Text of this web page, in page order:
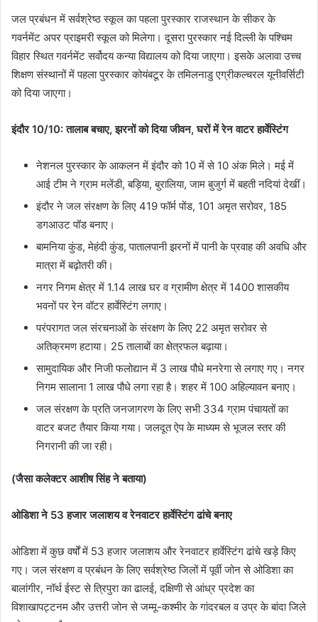
जल प्रबंधन में सर्वश्रेष्ठ स्कूल का पहला पुरस्कार राजस्थान के सीकर के
गवर्नमेंट अपर प्राइमरी स्कूल को मिलेगा। दूसरा‎ पुरस्कार नई दिल्ली के पश्चिम
विहार स्थित गवर्नमेंट सर्वोदय कन्या विद्यालय को दिया जाएगा। इसके अलावा उच्च
शिक्षण‎ संस्थानों में पहला पुरस्कार कोयंबटूर के तमिलनाडु एग्रीकल्चरल यूनीवर्सिटी
को दिया जाएगा।‎‎
इंदौर 10/10: तालाब बचाए, झरनों को दिया जीवन, घरों में रेन वाटर हार्वेस्टिंग
नेशनल पुरस्कार के आकलन में इंदौर को 10 में से 10 अंक मिले। मई में
आई टीम ने ग्राम मलेंडी, बड़िया, बुरालिया, जाम बुजुर्ग में बहती नदियां देखीं।
इंदौर ने जल संरक्षण के लिए 419 फॉर्म पोंड, 101 अमृत सरोवर, 185
डगआउट पॉड बनाए।
बामनिया कुंड, मेहंदी कुंड, पातालपानी झरनों में पानी के प्रवाह की अवधि और
मात्रा में बढ़ोतरी की।
नगर निगम क्षेत्र में 1.14 लाख घर व ग्रामीण क्षेत्र में 1400 शासकीय
भवनों पर रेन वॉटर हार्वेस्टिंग लगाए।
परंपरागत जल संरचनाओं के संरक्षण के लिए 22 अमृत सरोवर से
अतिक्रमण हटाया। 25 तालाबों का क्षेत्रफल बढ़ाया।
सामुदायिक और निजी फलोद्यान में 3 लाख पौधे मनरेगा से लगाए गए। नगर
निगम सालाना 1 लाख पौधे लगा रहा है। शहर में 100 अहिल्यावन बनाए।
जल संरक्षण के प्रति जनजागरण के लिए सभी 334 ग्राम पंचायतों का
वाटर बजट तैयार किया गया। जलदूत ऐप के माध्यम से भूजल स्तर की
निगरानी की जा रही।
(जैसा कलेक्टर आशीष सिंह ने बताया)
ओडिशा ने 53 हजार जलाशय व रेनवाटर हार्वेस्टिंग ढांचे बनाए‎‎
ओडिशा में कुछ वर्षों में 53 हजार‎ जलाशय और रेनवाटर हार्वेस्टिंग ढांचे‎ खड़े किए
गए। जल‎ संरक्षण व प्रबंधन के लिए सर्वश्रेष्ठ जिलों में पूर्वी जोन से ओडिशा का
बालांगीर, नॉर्थ ईस्ट से त्रिपुरा का ढालई, दक्षिणी से आंध्र प्रदेश का
विशाखापट्टनम और उत्तरी जोन से जम्मू-कश्मीर के गांदरबल व‎ उप्र के बांदा जिले